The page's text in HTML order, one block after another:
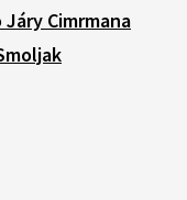
Járy Cimrmana